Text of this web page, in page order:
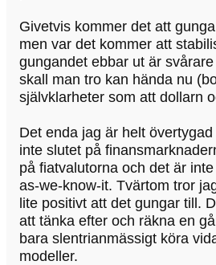
Givetvis kommer det att
men var det kommer att
gungandet ebbar ut är
skall man tro kan hända nu
självklarheter som att dollarn
Det enda jag är helt
inte slutet på
på fiatvalutorna och det är
as-we-know-it. Tvärtom tror
lite positivt att det gungar till.
att tänka efter och räkna en
bara slentrianmässigt köra
modeller.